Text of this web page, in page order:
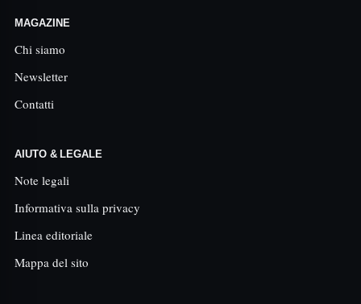
MAGAZINE
Chi siamo
Newsletter
Contatti
AIUTO & LEGALE
Note legali
Informativa sulla privacy
Linea editoriale
Mappa del sito